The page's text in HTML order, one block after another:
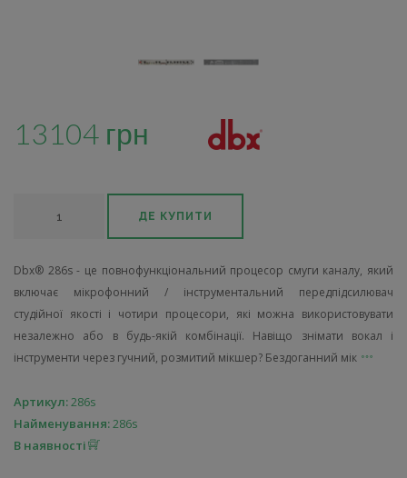
13104 грн
ДЕ КУПИТИ
Dbx® 286s - це повнофункціональний процесор смуги каналу, який
включає мікрофонний / інструментальний передпідсилювач
студійної якості і чотири процесори, які можна використовувати
незалежно або в будь-якій комбінації. Навіщо знімати вокал і
інструменти через гучний, розмитий мікшер? Бездоганний мік
Артикул:286s
Найменування:286s
В наявності